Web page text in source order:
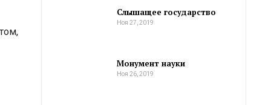
Слышащее государство
Ноя 27, 2019
Монумент науки
Ноя 26, 2019